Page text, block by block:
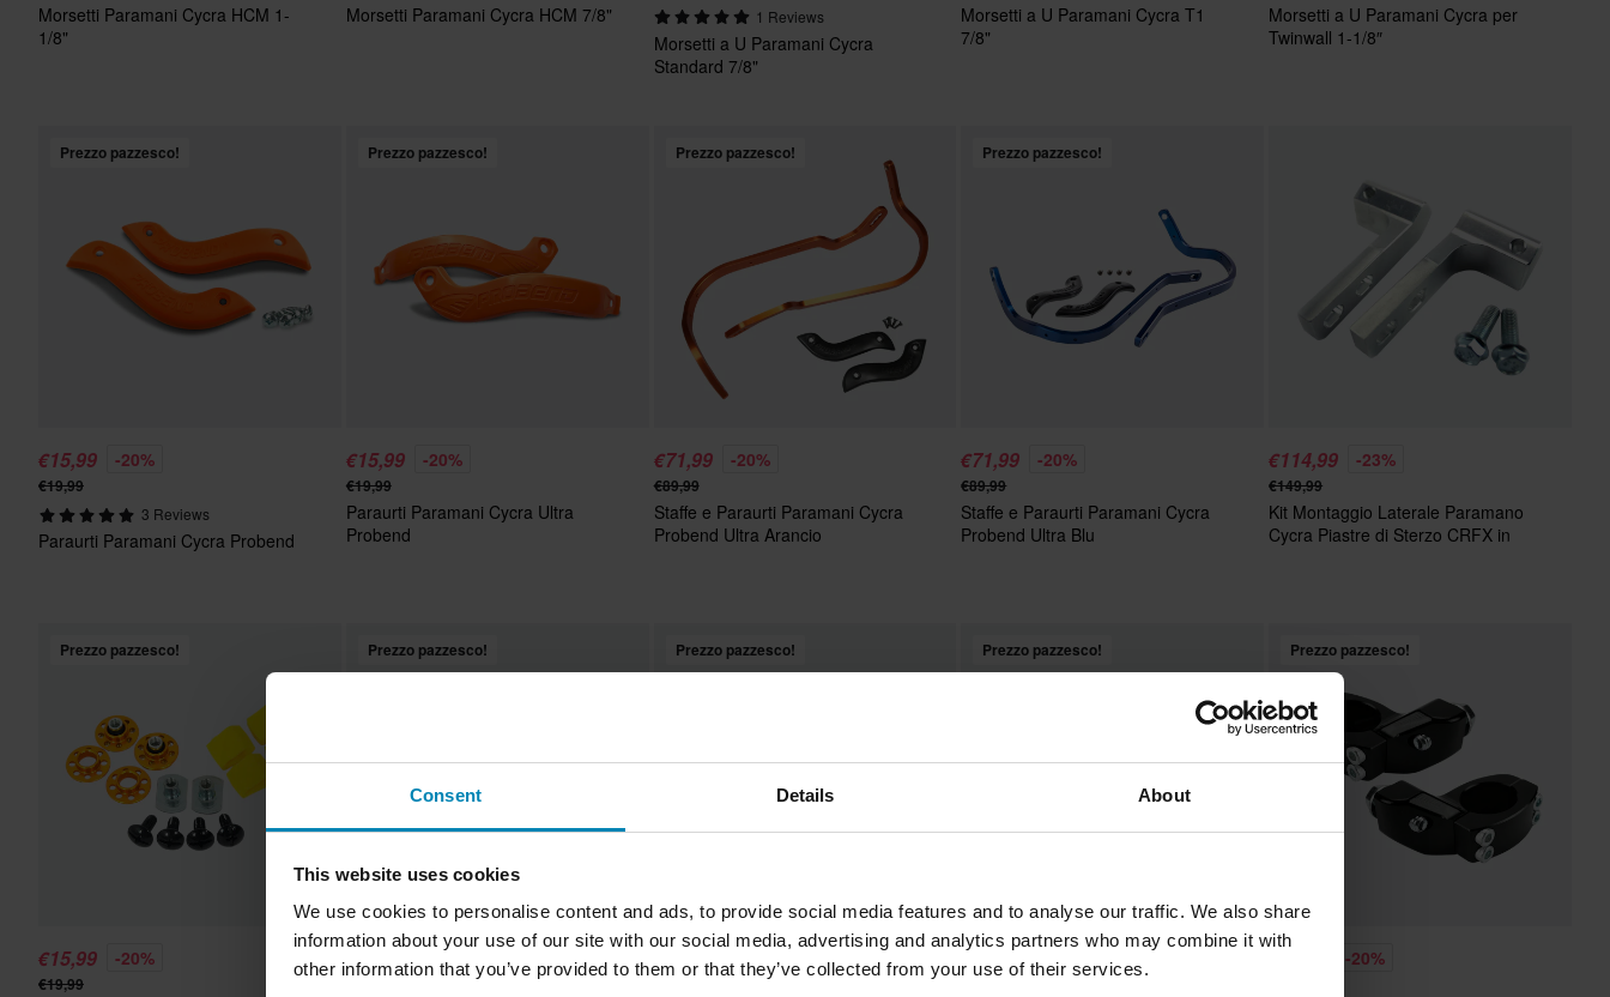
Consent Details About
This website uses cookies
We use cookies to personalise content and ads, to provide social media features and to analyse our traffic. We also share
information about your use of our site with our social media, advertising and analytics partners who may combine it with
other information that you’ve provided to them or that they’ve collected from your use of their services.
Morsetti Paramani Cycra HCM 1-
1/8"
Morsetti Paramani Cycra HCM 7/8" 1 Reviews
Morsetti a U Paramani Cycra
Standard 7/8"
Morsetti a U Paramani Cycra T1
7/8"
Morsetti a U Paramani Cycra per
Twinwall 1-1/8″
Prezzo pazzesco!
€15,99 -20%
€19,99
3 Reviews
Paraurti Paramani Cycra Probend
Prezzo pazzesco!
€15,99 -20%
€19,99
Paraurti Paramani Cycra Ultra
Probend
Prezzo pazzesco!
€71,99 -20%
€89,99
Staffe e Paraurti Paramani Cycra
Probend Ultra Arancio
Prezzo pazzesco!
€71,99 -20%
€89,99
Staffe e Paraurti Paramani Cycra
Probend Ultra Blu
€114,99 -23%
€149,99
Kit Montaggio Laterale Paramano
Cycra Piastre di Sterzo CRFX in
Prezzo pazzesco!
€15,99 -20%
€19,99
Prezzo pazzesco!
€15,99 -20%
Prezzo pazzesco!
€15,99 -20%
Prezzo pazzesco!
€15,99 -20%
Prezzo pazzesco!
-20%